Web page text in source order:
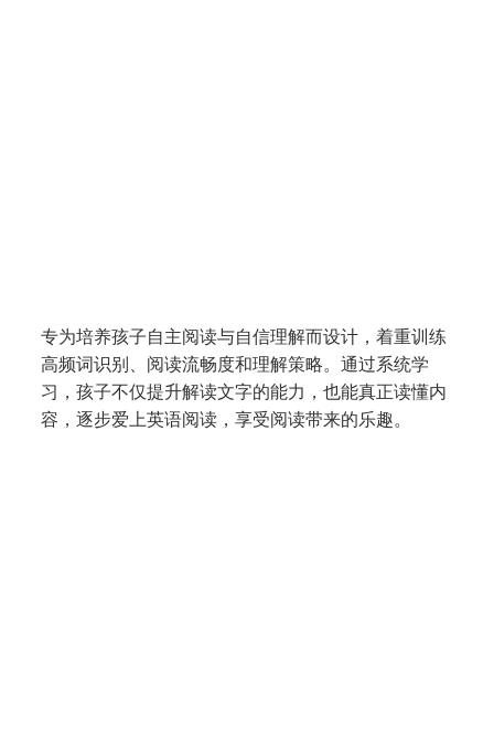
专为培养孩子自主阅读与自信理解而设计，着重训练
高频词识别、阅读流畅度和理解策略。通过系统学
习，孩子不仅提升解读文字的能力，也能真正读懂内
容，逐步爱上英语阅读，享受阅读带来的乐趣。